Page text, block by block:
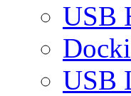
USB
USB